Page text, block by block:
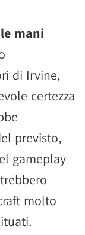
mani
di Irvine,
certezza
previsto,
gameplay
molto